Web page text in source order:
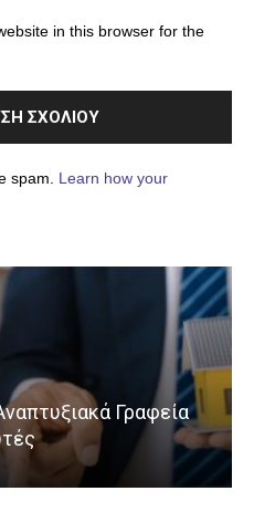
in this browser for the
spam. Learn how your
Γραφεία